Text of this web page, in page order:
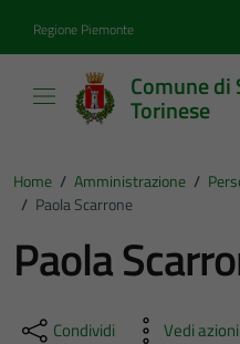
Regione Piemonte
Comune di
Torinese
Home / Amministrazione /
/ Paola Scarrone
Paola
Condividi Vedi azioni